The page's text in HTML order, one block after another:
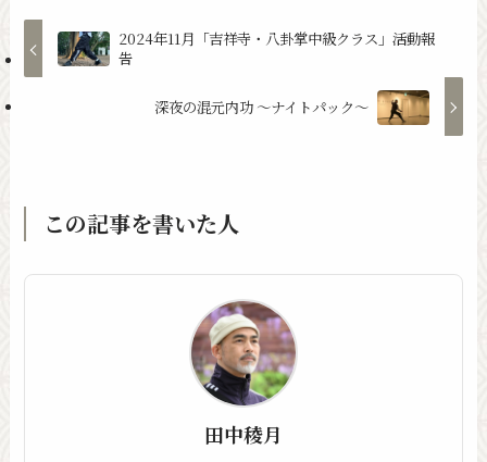
2024年11月「吉祥寺・八卦掌中級クラス」活動報
告
深夜の混元内功 〜ナイトパック〜
この記事を書いた人
田中稜月